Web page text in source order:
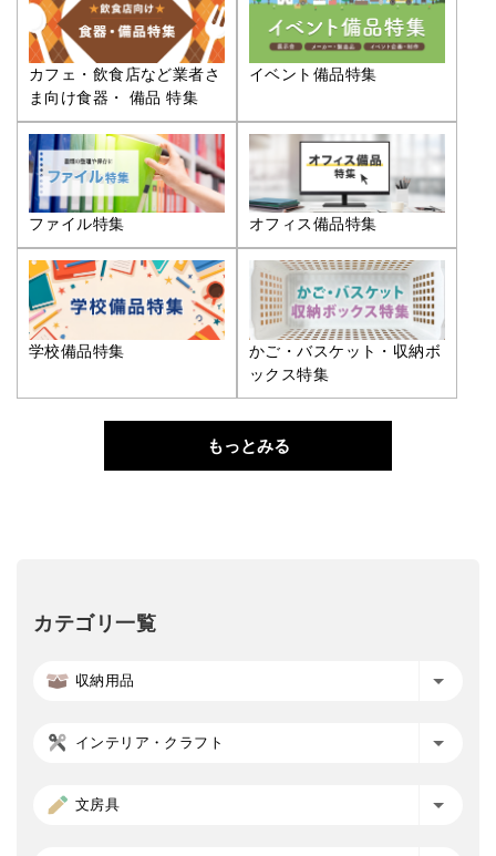
カフェ・飲食店など業者さ
ま向け食器・ 備品 特集
イベント備品特集
ファイル特集 オフィス備品特集
学校備品特集
かご・バスケット・収納ボ
ックス特集
もっとみる
カテゴリ一覧
収納用品
インテリア・クラフト
文房具